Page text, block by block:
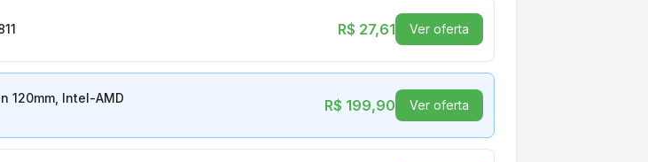
R$ 27,61 Ver oferta
120mm, Intel-AMD R$ 199,90 Ver oferta